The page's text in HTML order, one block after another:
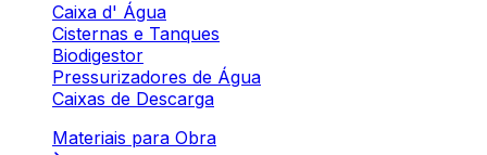
Caixa d' Água
Cisternas e Tanques
Biodigestor
Pressurizadores de Água
Caixas de Descarga
Materiais para Obra